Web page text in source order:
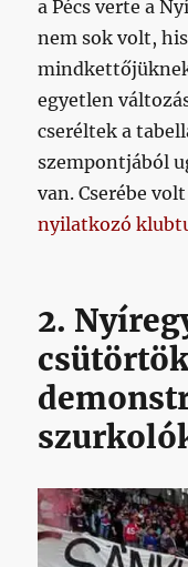
a Pécs verte a
nem sok volt,
egyetlen
cseréltek a
szempontjából
van. Cserébe
nyilatkozó
2.